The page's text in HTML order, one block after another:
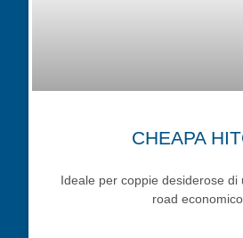
CHEAPA
Ideale per coppie desiderose di
road economico.